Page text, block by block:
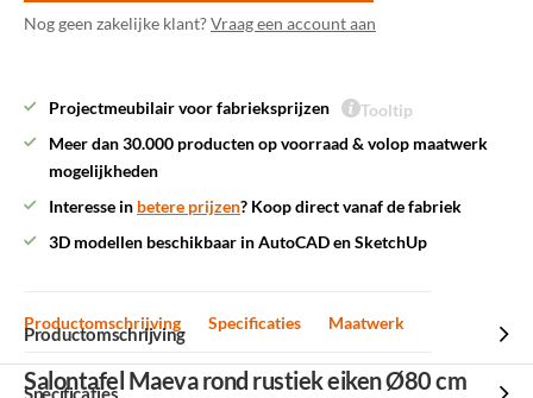
Nog geen zakelijke klant?Vraag een account aan
Projectmeubilair voor fabrieksprijzen
Tooltip
Meer dan 30.000 producten op voorraad & volop maatwerk
mogelijkheden
Interesse in betere prijzen? Koop direct vanaf de fabriek
3D modellen beschikbaar in AutoCAD en SketchUp
Productomschrijving Specificaties Maatwerk
Productomschrijving
Salontafel Maeva rond rustiek eiken Ø80 cm
Specificaties